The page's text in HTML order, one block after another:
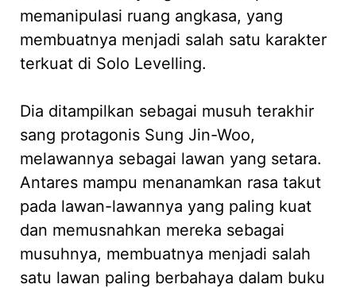
memanipulasi ruang angkasa, yang
membuatnya menjadi salah satu karakter
terkuat di Solo Levelling.
Dia ditampilkan sebagai musuh terakhir
sang protagonis Sung Jin-Woo,
melawannya sebagai lawan yang setara.
Antares mampu menanamkan rasa takut
pada lawan-lawannya yang paling kuat
dan memusnahkan mereka sebagai
musuhnya, membuatnya menjadi salah
satu lawan paling berbahaya dalam buku